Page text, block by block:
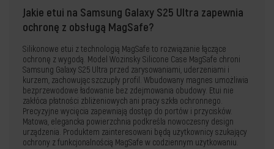
Jakie etui na Samsung Galaxy S25 Ultra zapewnia
ochronę z obsługą MagSafe?
Silikonowe etui z technologią MagSafe to rozwiązanie łączące
ochronę z wygodą. Model Wozinsky Silicone Case MagSafe chroni
Samsung Galaxy S25 Ultra przed zarysowaniami, uderzeniami i
kurzem, zachowując szczupły profil. Wbudowany magnes umożliwia
bezprzewodowe ładowanie bez zdejmowania obudowy. Etui nie
zakłóca płatności zbliżeniowych ani pracy szkła ochronnego.
Precyzyjne wycięcia zapewniają dostęp do portów i przycisków.
Matowa, elegancka powierzchnia podkreśla nowoczesny design
urządzenia. Produktem zainteresowani będą użytkownicy szukający
ochrony z funkcjonalnością MagSafe w codziennym użytkowaniu.